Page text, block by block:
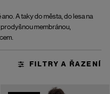
A taky do města, do lesa na
membránou,